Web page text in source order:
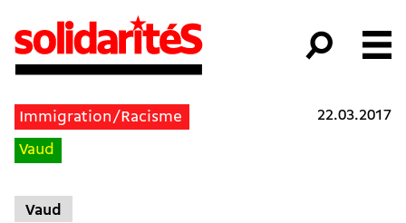
Immigration/Racisme
Vaud
22.03.2017
Vaud